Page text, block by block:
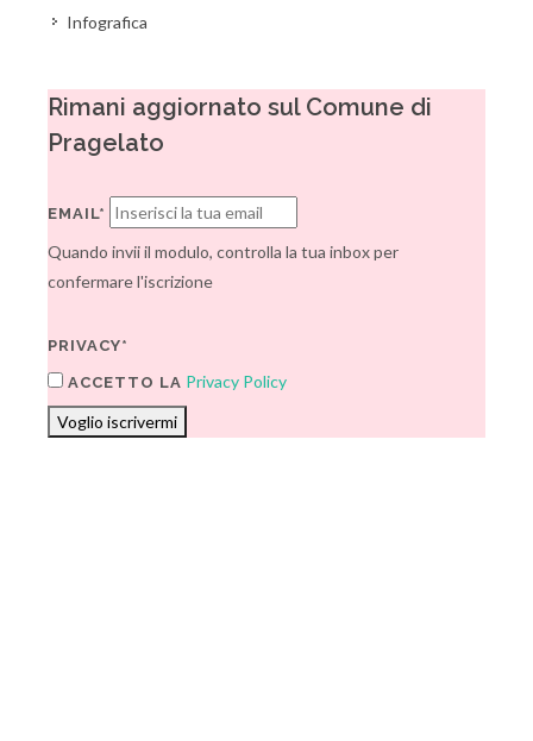
Infografica
Rimani aggiornato sul Comune di
Pragelato
EMAIL*
Quando invii il modulo, controlla la tua inbox per
confermare l'iscrizione
PRIVACY*
ACCETTO LA Privacy Policy
Voglio iscrivermi